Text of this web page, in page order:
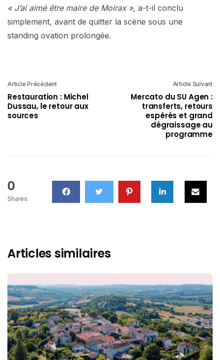
« J’ai aimé être maire de Moirax », a-t-il conclu
simplement, avant de quitter la scène sous une
standing ovation prolongée.
Article Précédent
Restauration : Michel
Dussau, le retour aux
sources
Article Suivant
Mercato du SU Agen :
transferts, retours
espérés et grand
dégraissage au
programme
0
Shares
Articles similaires